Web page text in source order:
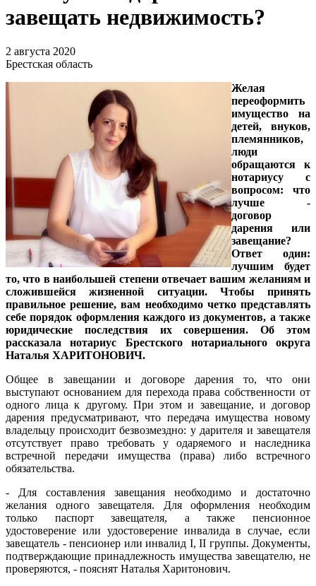
завещать недвижимость?
2 августа 2020
Брестская область
Желая
переоформить
имущество на
детей, внуков,
племянников,
люди
обращаются к
нотариусу с
вопросом: что
лучше -
договор
дарения или
завещание?
Ответ один:
лучшим будет
то, что в наибольшей степени отвечает вашим желаниям и
сложившейся жизненной ситуации. Чтобы принять
правильное решение, вам необходимо четко представлять
себе порядок оформления каждого из документов, а также
юридические последствия их совершения. Об этом
рассказала нотариус Брестского нотариального округа
Наталья ХАРИТОНОВИЧ.
Общее в завещании и договоре дарения то, что они
выступают основанием для перехода права собственности от
одного лица к другому. При этом и завещание, и договор
дарения предусматривают, что передача имущества новому
владельцу происходит безвозмездно: у дарителя и завещателя
отсутствует право требовать у одаряемого и наследника
встречной передачи имущества (права) либо встречного
обязательства.
- Для составления завещания необходимо и достаточно
желания одного завещателя. Для оформления необходим
только паспорт завещателя, а также пенсионное
удостоверение или удостоверение инвалида в случае, если
завещатель - пенсионер или инвалид I, II группы. Документы,
подтверждающие принадлежность имущества завещателю, не
проверяются, - пояснят Наталья Харитонович.